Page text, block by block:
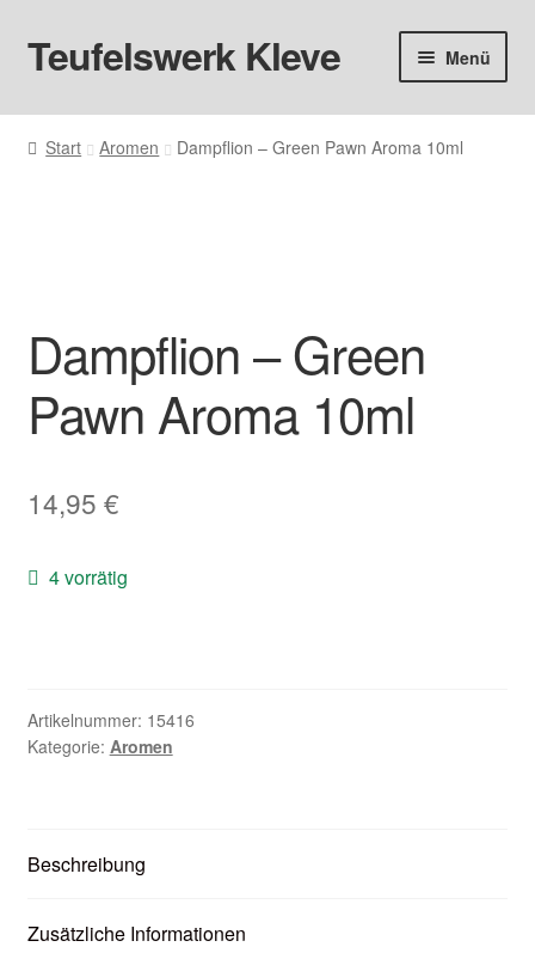
Zur
Navigation
Zum
Inhalt
Teufelswerk Kleve Menü
Startseite
Big Puff
Aromen
Basen & Nikotin
Nikotintabelle
Start Aromen Dampflion – Green Pawn Aroma 10ml
Dampflion – Green
Pawn Aroma 10ml
14,95 €
4 vorrätig
Artikelnummer: 15416
Kategorie: Aromen
Beschreibung
Zusätzliche Informationen